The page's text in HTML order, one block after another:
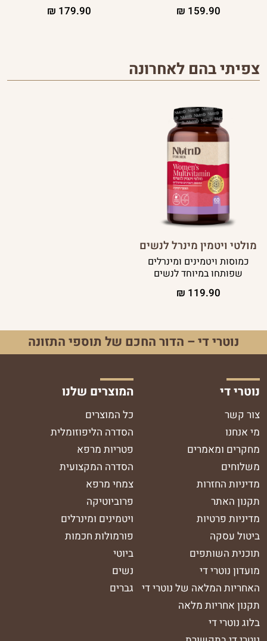
159.90
₪
179.90
₪
צפיתי בהם לאחרונה
מולטי ויטמין מינרל לנשים
כמוסות ויטמינים ומינרלים
שפותחו במיוחד לנשים
119.90
₪
נוטרי די – הדור החכם של תוספי התזונה
נוטרי די
צור קשר
מי אנחנו
מחקרים ומאמרים
משלוחים
מדיניות החזרות
תקנון האתר
מדיניות פרטיות
ביטול עסקה
תוכנית השותפים
מועדון נוטרי די
האחריות המלאה של נוטרי די
תקנון אחריות מלאה
בלוג נוטרי די
המוצרים שלנו
כל המוצרים
הסדרה הליפוזומלית
פטריות מרפא
הסדרה המקצועית
צמחי מרפא
פרוביוטיקה
ויטמינים ומינרלים
פורמולות חכמות
ביוטי
נשים
גברים